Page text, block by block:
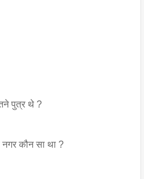
पुत्र थे ?
कौन सा था ?